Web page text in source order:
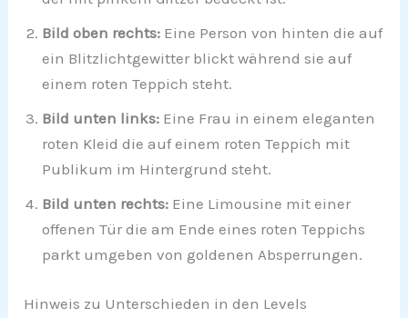
Bild oben rechts: Eine Person von hinten die auf
ein Blitzlichtgewitter blickt während sie auf
einem roten Teppich steht.
Bild unten links: Eine Frau in einem eleganten
roten Kleid die auf einem roten Teppich mit
Publikum im Hintergrund steht.
Bild unten rechts: Eine Limousine mit einer
offenen Tür die am Ende eines roten Teppichs
parkt umgeben von goldenen Absperrungen.
Hinweis zu Unterschieden in den Levels